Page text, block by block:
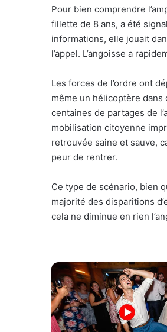
Pour bien comprendre
fillette de 8 ans, a été
informations, elle jouait
l’appel. L’angoisse a
Les forces de l’ordre ont
même un hélicoptère
centaines de partages de
mobilisation citoyenne
retrouvée saine et sauve,
peur de rentrer.
Ce type de scénario, bien
majorité des disparitions
cela ne diminue en rien